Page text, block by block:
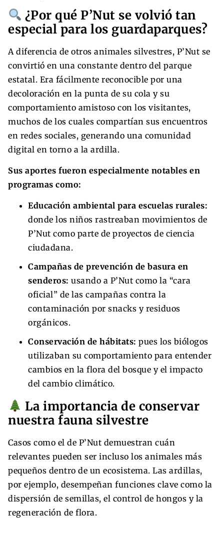
¿Por qué P’Nut se volvió tan
especial para los guardaparques?
A diferencia de otros animales silvestres, P’Nut se
convirtió en una constante dentro del parque
estatal. Era fácilmente reconocible por una
decoloración en la punta de su cola y su
comportamiento amistoso con los visitantes,
muchos de los cuales compartían sus encuentros
en redes sociales, generando una comunidad
digital en torno a la ardilla.
Sus aportes fueron especialmente notables en
programas como:
Educación ambiental para escuelas rurales:
donde los niños rastreaban movimientos de
P’Nut como parte de proyectos de ciencia
ciudadana.
Campañas de prevención de basura en
senderos: usando a P’Nut como la “cara
oficial” de las campañas contra la
contaminación por snacks y residuos
orgánicos.
Conservación de hábitats: pues los biólogos
utilizaban su comportamiento para entender
cambios en la flora del bosque y el impacto
del cambio climático.
La importancia de conservar
nuestra fauna silvestre
Casos como el de P’Nut demuestran cuán
relevantes pueden ser incluso los animales más
pequeños dentro de un ecosistema. Las ardillas,
por ejemplo, desempeñan funciones clave como la
dispersión de semillas, el control de hongos y la
regeneración de flora.